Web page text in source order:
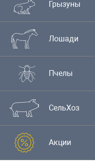
Грызуны
Лошади
Пчелы
СельХоз
Акции